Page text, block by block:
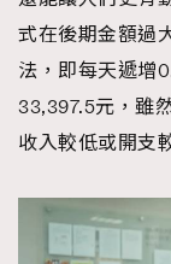
式在後期金額過
法，即每天遞增
33,397.5元，雖
收入較低或開支